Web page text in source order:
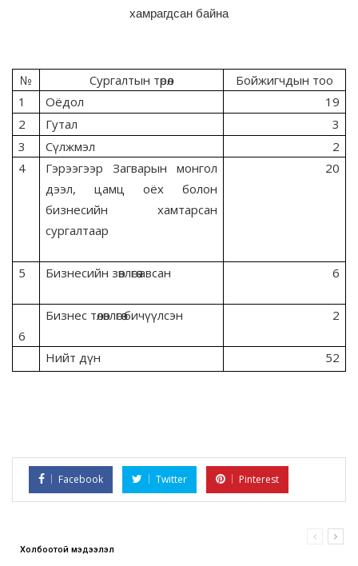
хамрагдсан байна
№ Сургалтын төрөл
Бойжигчдын тоо
1
Оёдол
19
2
Гутал
3
3
Сүлжмэл
2
4
Гэрээгээр Загварын монгол
дээл, цамц оёх болон
бизнесийн хамтарсан
сургалтаар
20
5 Бизнесийн зөвлөгөө авсан 6
6
Бизнес төлөвлөгөө бичүүлсэн 2
Нийт дүн 52
Facebook Twitter Pinterest
Холбоотой мэдээлэл